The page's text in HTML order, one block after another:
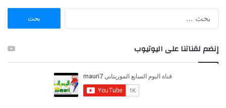
ن
:
إنضم لقناتنا على اليوتيوب